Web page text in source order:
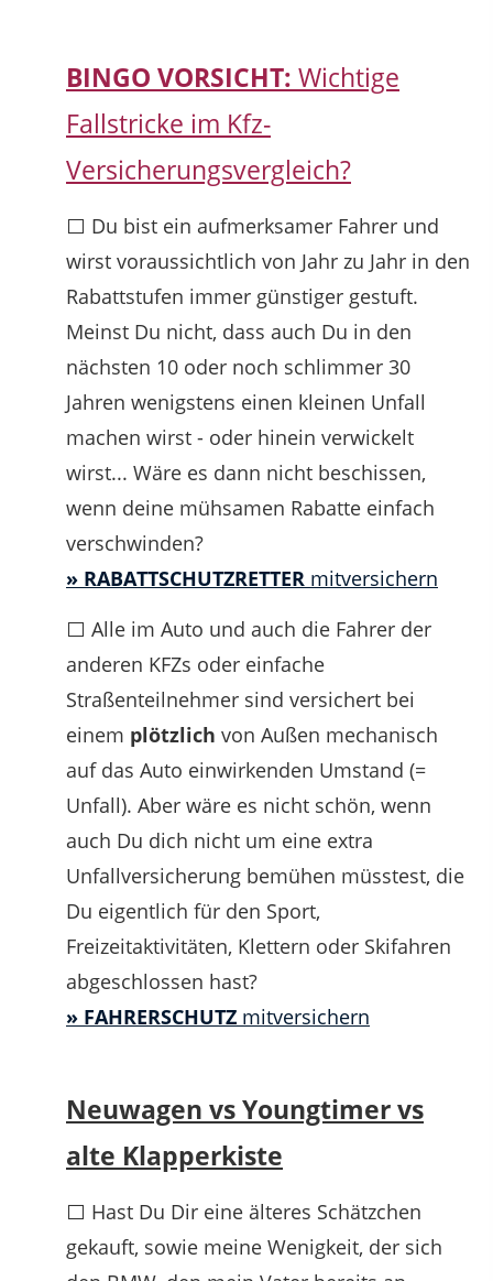
BINGO VORSICHT: Wichtige
Fallstricke im Kfz-
Versicherungsvergleich?
⬜ Du bist ein aufmerksamer Fahrer und
wirst voraussichtlich von Jahr zu Jahr in den
Rabattstufen immer günstiger gestuft.
Meinst Du nicht, dass auch Du in den
nächsten 10 oder noch schlimmer 30
Jahren wenigstens einen kleinen Unfall
machen wirst - oder hinein verwickelt
wirst... Wäre es dann nicht beschissen,
wenn deine mühsamen Rabatte einfach
verschwinden?
» RABATTSCHUTZRETTER mitversichern
⬜ Alle im Auto und auch die Fahrer der
anderen KFZs oder einfache
Straßenteilnehmer sind versichert bei
einem plötzlich von Außen mechanisch
auf das Auto einwirkenden Umstand (=
Unfall). Aber wäre es nicht schön, wenn
auch Du dich nicht um eine extra
Unfallversicherung bemühen müsstest, die
Du eigentlich für den Sport,
Freizeitaktivitäten, Klettern oder Skifahren
abgeschlossen hast?
» FAHRERSCHUTZ mitversichern
Neuwagen vs Youngtimer vs
alte Klapperkiste
⬜ Hast Du Dir eine älteres Schätzchen
gekauft, sowie meine Wenigkeit, der sich